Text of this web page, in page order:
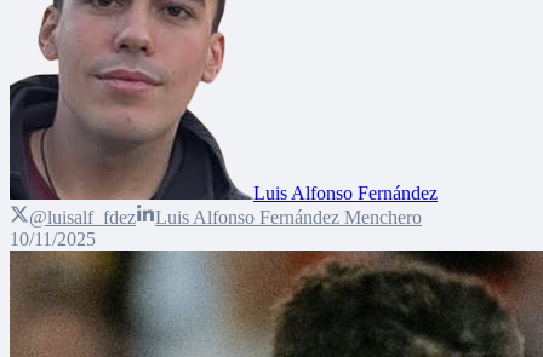
Luis Alfonso Fernández
@luisalf_fdez
Luis Alfonso Fernández Menchero
10/11/2025